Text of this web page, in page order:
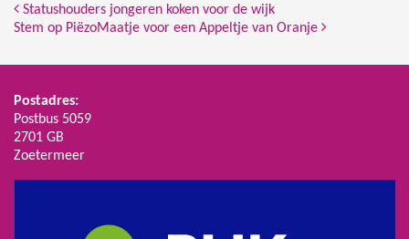
Bericht Navigatie
Statushouders jongeren koken voor de wijk
Stem op PiëzoMaatje voor een Appeltje van Oranje
Postadres:
Postbus 5059
2701 GB
Zoetermeer